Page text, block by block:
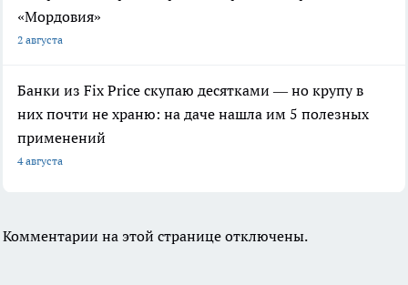
«Мордовия»
2 августа
Банки из Fix Price скупаю десятками — но крупу в
них почти не храню: на даче нашла им 5 полезных
применений
4 августа
Комментарии на этой странице отключены.